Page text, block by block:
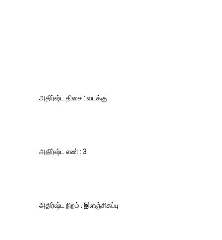
அதிர்ஷ்ட திசை : வடக்கு
அதிர்ஷ்ட எண் : 3
அதிர்ஷ்ட நிறம் : இளஞ்சிகப்பு